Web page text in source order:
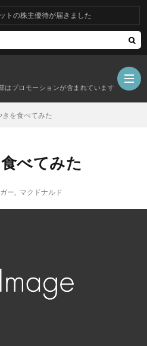
プロモーションが含まれています
株主優待が届きました
きを食べてみた
べてみた
ー マクドナルド